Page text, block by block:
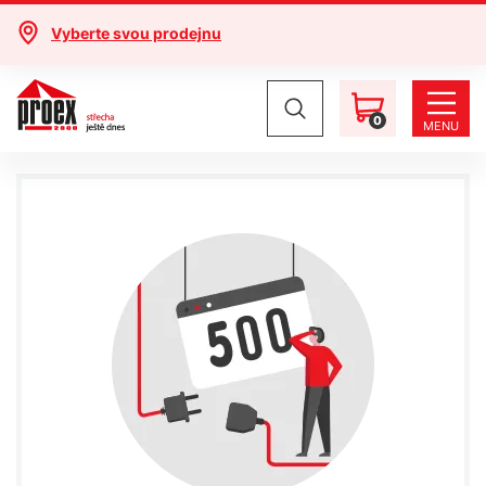
Vyberte svou prodejnu
0 MENU